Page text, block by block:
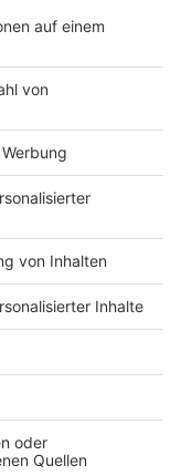
sofort versorgt
zum
die
ein. Der
für alle
euch, die
und kein
der
genießen
Bon Appetit -
wenn's